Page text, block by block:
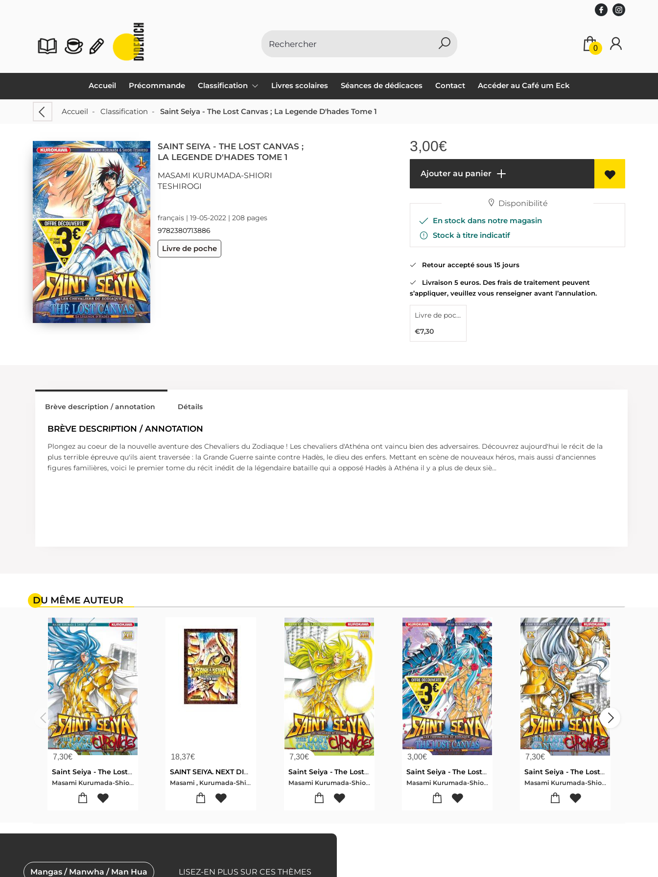
0
Accueil Précommande Classification Livres scolaires Séances de dédicaces Contact Accéder au Café um Eck
Accueil - Classification - Saint Seiya - The Lost Canvas ; La Legende D'hades Tome 1
SAINT SEIYA - THE LOST CANVAS ;
LA LEGENDE D'HADES TOME 1
MASAMI KURUMADA-SHIORI
TESHIROGI
français | 19-05-2022 | 208 pages
9782380713886
Livre de poche
3,00€
Ajouter au panier
Disponibilité
En stock dans notre magasin
Stock à titre indicatif
Retour accepté sous 15 jours
Livraison 5 euros. Des frais de traitement peuvent
s’appliquer, veuillez vous renseigner avant l’annulation.
Livre de poche
€7,30
Brève description / annotation
BRÈVE DESCRIPTION / ANNOTATION
Plongez au coeur de la nouvelle aventure des Chevaliers du Zodiaque ! Les chevaliers d'Athéna ont vaincu bien des adversaires. Découvrez aujourd'hui le récit de la
plus terrible épreuve qu'ils aient traversée : la Grande Guerre sainte contre Hadès, le dieu des enfers. Mettant en scène de nouveaux héros, mais aussi d'anciennes
figures familières, voici le premier tome du récit inédit de la légendaire bataille qui a opposé Hadès à Athéna il y a plus de deux siè...
Détails
DU MÊME AUTEUR
7,30€
Saint Seiya - The Lost Canvas ; Chronicles Tome 12
Masami Kurumada-Shiori Teshirogi
18,37€
SAINT SEIYA. NEXT DIMENSION MYTH OF HADES 06 (COMIC)
Masami , Kurumada-Shiori , Teshirogi
7,30€
Saint Seiya - The Lost Canvas ; Chronicles Tome 13
Masami Kurumada-Shiori Teshirogi
3,00€
Saint Seiya - The Lost Canvas ; La Legende D'hades Tome 3
Masami Kurumada-Shiori Teshirogi
7,30€
Saint Seiya - The Lost Canvas ; Chronicles Tome 9
Masami Kurumada-Shiori Teshirogi
Mangas / Manwha / Man Hua LISEZ-EN PLUS SUR CES THÈMES